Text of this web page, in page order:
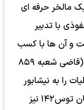
مالخر حرفه ای
با تدبیر
و آن ها با کسب
مجوزهای قضایی و راهنمایی های قاضی شریعتی (قاضی شعبه ۸۵۹
را به نیشابور
کشاندند که در بازرسی از مخفیگاه متهمان درخیابان توس۱۴۲ نیز